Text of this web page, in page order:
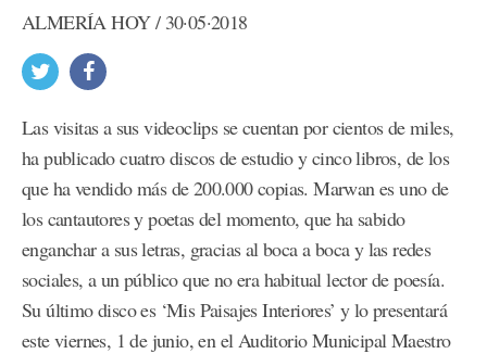
ALMERÍA HOY / 30·05·2018
Las visitas a sus videoclips se cuentan por cientos de miles,
ha publicado cuatro discos de estudio y cinco libros, de los
que ha vendido más de 200.000 copias. Marwan es uno de
los cantautores y poetas del momento, que ha sabido
enganchar a sus letras, gracias al boca a boca y las redes
sociales, a un público que no era habitual lector de poesía.
Su último disco es ‘Mis Paisajes Interiores’ y lo presentará
este viernes, 1 de junio, en el Auditorio Municipal Maestro